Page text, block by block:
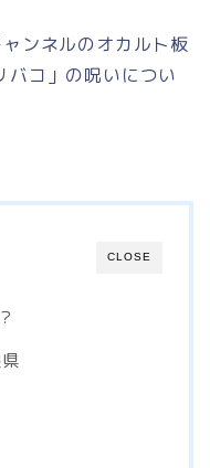
ンネルのオカルト板
バコ」の呪いについ
CLOSE